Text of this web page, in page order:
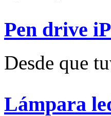
Pen drive
Desde que
Lámpara